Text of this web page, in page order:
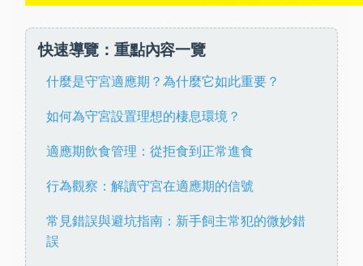
快速導覽：重點內容一覽
什麼是守宮適應期？為什麼它如此重要？
如何為守宮設置理想的棲息環境？
適應期飲食管理：從拒食到正常進食
行為觀察：解讀守宮在適應期的信號
常見錯誤與避坑指南：新手飼主常犯的微妙錯
誤